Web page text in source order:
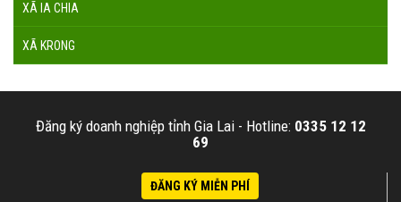
XÃ IA CHIA
XÃ KRONG
Đăng ký doanh nghiệp tỉnh Gia Lai - Hotline: 0335 12 12
69
ĐĂNG KÝ MIỄN PHÍ